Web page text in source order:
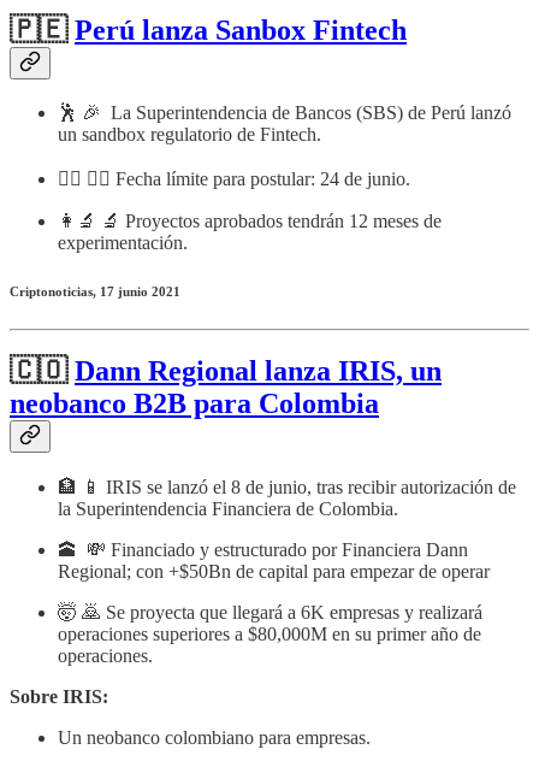
🇵🇪Perú lanza Sanbox Fintech
🕺 🎉 La Superintendencia de Bancos (SBS) de Perú lanzó
un sandbox regulatorio de Fintech.
🙅‍♀️ 🙅‍♂️ Fecha límite para postular: 24 de junio.
👩‍🔬 🔬 Proyectos aprobados tendrán 12 meses de
experimentación.
Criptonoticias, 17 junio 2021
🇨🇴Dann Regional lanza IRIS, un
neobanco B2B para Colombia
🏦 📱 IRIS se lanzó el 8 de junio, tras recibir autorización de
la Superintendencia Financiera de Colombia.
🕋 💸 Financiado y estructurado por Financiera Dann
Regional; con +$50Bn de capital para empezar de operar
🤯 🙇 Se proyecta que llegará a 6K empresas y realizará
operaciones superiores a $80,000M en su primer año de
operaciones.
Sobre IRIS:
Un neobanco colombiano para empresas.